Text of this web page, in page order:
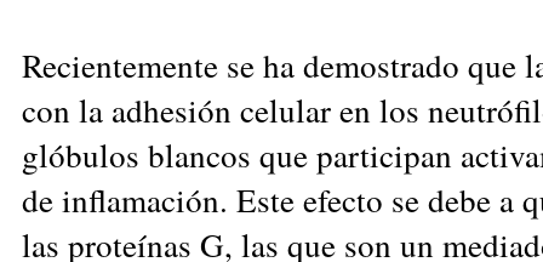
Recientemente se ha demostrado que
con la adhesión celular en los
glóbulos blancos que participan
de inflamación. Este efecto se debe a
las proteínas G, las que son un